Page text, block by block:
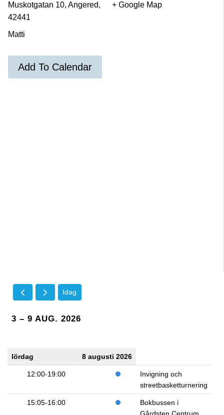
Muskotgatan 10, Angered,
42441
+ Google Map
Matti
Add To Calendar
Idag
3 – 9 AUG. 2026
lördag 8 augusti 2026
12:00-19:00
Invigning och
streetbasketturnering
15:05-16:00
Bokbussen i